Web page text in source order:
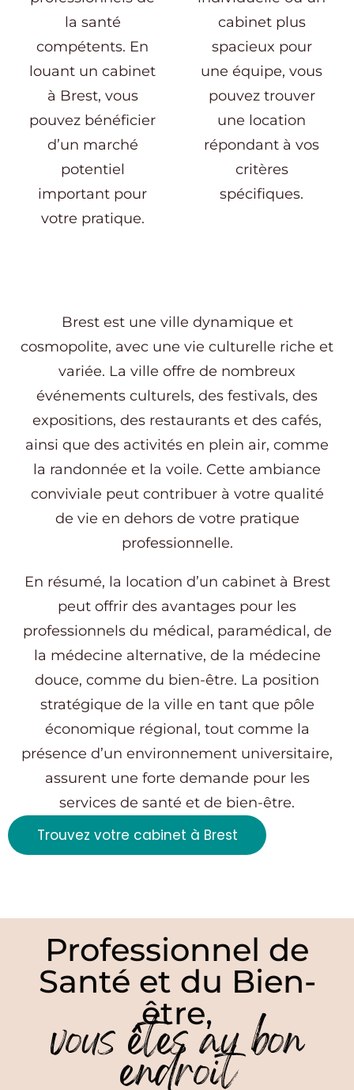
la santé
compétents. En
louant un cabinet
à Brest, vous
pouvez bénéficier
d’un marché
potentiel
important pour
votre pratique.
cabinet plus
spacieux pour
une équipe, vous
pouvez trouver
une location
répondant à vos
critères
spécifiques.
Brest est une ville dynamique et
cosmopolite, avec une vie culturelle riche et
variée. La ville offre de nombreux
événements culturels, des festivals, des
expositions, des restaurants et des cafés,
ainsi que des activités en plein air, comme
la randonnée et la voile. Cette ambiance
conviviale peut contribuer à votre qualité
de vie en dehors de votre pratique
professionnelle.
En résumé, la location d’un cabinet à Brest
peut offrir des avantages pour les
professionnels du médical, paramédical, de
la médecine alternative, de la médecine
douce, comme du bien-être. La position
stratégique de la ville en tant que pôle
économique régional, tout comme la
présence d’un environnement universitaire,
assurent une forte demande pour les
services de santé et de bien-être.
Trouvez votre cabinet à Brest
Professionnel de
Santé et du Bien-
être,
vous êtes au bon